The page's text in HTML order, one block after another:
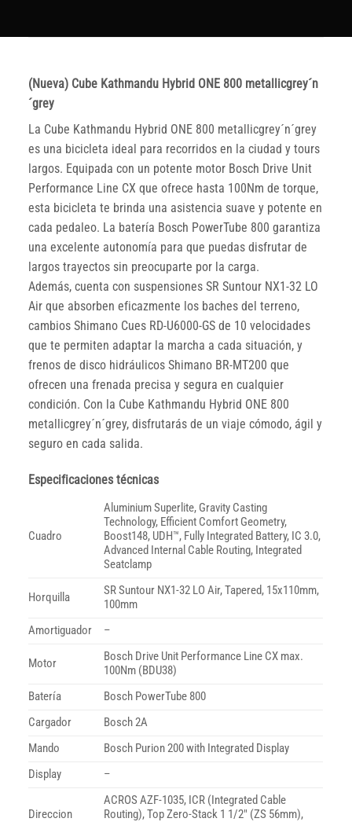
(Nueva) Cube Kathmandu Hybrid ONE 800 metallicgrey´n
´grey
La Cube Kathmandu Hybrid ONE 800 metallicgrey´n´grey
es una bicicleta ideal para recorridos en la ciudad y tours
largos. Equipada con un potente motor Bosch Drive Unit
Performance Line CX que ofrece hasta 100Nm de torque,
esta bicicleta te brinda una asistencia suave y potente en
cada pedaleo. La batería Bosch PowerTube 800 garantiza
una excelente autonomía para que puedas disfrutar de
largos trayectos sin preocuparte por la carga.
Además, cuenta con suspensiones SR Suntour NX1-32 LO
Air que absorben eficazmente los baches del terreno,
cambios Shimano Cues RD-U6000-GS de 10 velocidades
que te permiten adaptar la marcha a cada situación, y
frenos de disco hidráulicos Shimano BR-MT200 que
ofrecen una frenada precisa y segura en cualquier
condición. Con la Cube Kathmandu Hybrid ONE 800
metallicgrey´n´grey, disfrutarás de un viaje cómodo, ágil y
seguro en cada salida.
Especificaciones técnicas
Cuadro
Aluminium Superlite, Gravity Casting
Technology, Efficient Comfort Geometry,
Boost148, UDH™, Fully Integrated Battery, IC 3.0,
Advanced Internal Cable Routing, Integrated
Seatclamp
Horquilla
SR Suntour NX1-32 LO Air, Tapered, 15x110mm,
100mm
Amortiguador
–
Motor
Bosch Drive Unit Performance Line CX max.
100Nm (BDU38)
Batería
Bosch PowerTube 800
Cargador
Bosch 2A
Mando
Bosch Purion 200 with Integrated Display
Display
–
Direccion
ACROS AZF-1035, ICR (Integrated Cable
Routing), Top Zero-Stack 1 1/2″ (ZS 56mm),